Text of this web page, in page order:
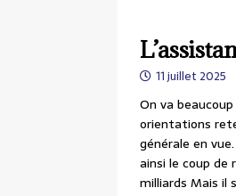
11 juillet 2025
On va
orientations
générale en
ainsi le coup de
milliards Mais il